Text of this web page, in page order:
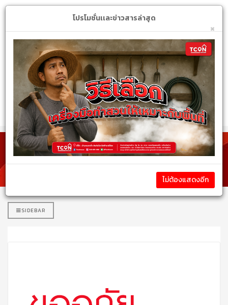
หมวดหมู่สินค้า
รายละเอียดสินค้า
SIDEBAR
โปรโมชั่นเเละข่าวสารล่าสุด
×
ไม่ต้องแสดงอีก